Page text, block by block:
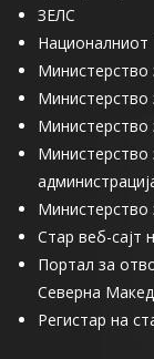
ЗЕЛС
Националниот
Министерство
Министерство
Министерство
Министерство
Стар веб-сајт
Портал за
Северна
Регистар на